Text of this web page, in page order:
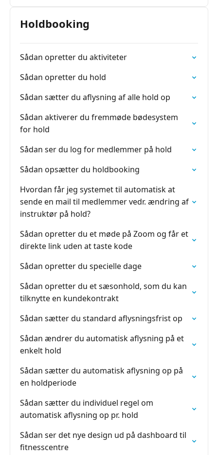
Holdbooking
Sådan opretter du aktiviteter
Sådan opretter du hold
Sådan sætter du aflysning af alle hold op
Sådan aktiverer du fremmøde bødesystem
for hold
Sådan ser du log for medlemmer på hold
Sådan opsætter du holdbooking
Hvordan får jeg systemet til automatisk at
sende en mail til medlemmer vedr. ændring af
instruktør på hold?
Sådan opretter du et møde på Zoom og får et
direkte link uden at taste kode
Sådan opretter du specielle dage
Sådan opretter du et sæsonhold, som du kan
tilknytte en kundekontrakt
Sådan sætter du standard aflysningsfrist op
Sådan ændrer du automatisk aflysning på et
enkelt hold
Sådan sætter du automatisk aflysning op på
en holdperiode
Sådan sætter du individuel regel om
automatisk aflysning op pr. hold
Sådan ser det nye design ud på dashboard til
fitnesscentre